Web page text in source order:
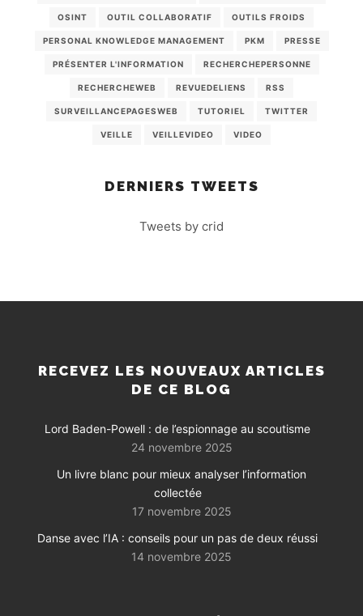
OSINT OUTIL COLLABORATIF OUTILS FROIDS
PERSONAL KNOWLEDGE MANAGEMENT PKM PRESSE
PRÉSENTER L'INFORMATION RECHERCHEPERSONNE
RECHERCHEWEB REVUEDELIENS RSS
SURVEILLANCEPAGESWEB TUTORIEL TWITTER
VEILLE VEILLEVIDEO VIDEO
DERNIERS TWEETS
Tweets by crid
RECEVEZ LES NOUVEAUX ARTICLES
DE CE BLOG
Lord Baden-Powell : de l’espionnage au scoutisme
24 novembre 2025
Un livre blanc pour mieux analyser l’information
collectée
17 novembre 2025
Danse avec l’IA : conseils pour un pas de deux réussi
14 novembre 2025